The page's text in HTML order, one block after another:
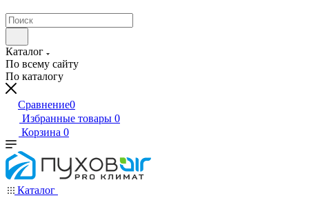
Каталог
По всему сайту
По каталогу
Сравнение0
Избранные товары 0
Корзина 0
Каталог